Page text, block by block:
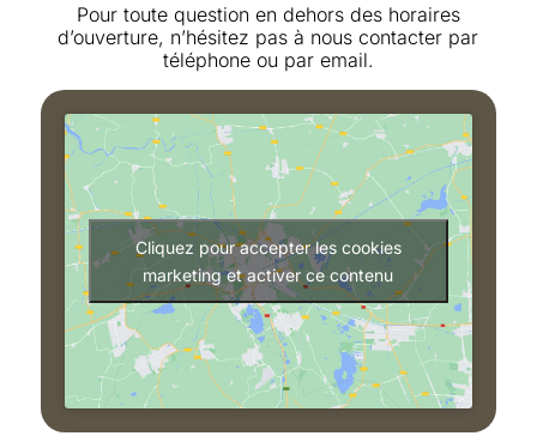
Pour toute question en dehors des horaires
d’ouverture, n’hésitez pas à nous contacter par
téléphone ou par email.
Cliquez pour accepter les cookies
marketing et activer ce contenu